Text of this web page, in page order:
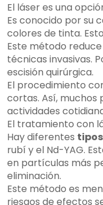
El láser es una
Es conocido por su
colores de tinta.
Este método
técnicas invasivas.
escisión quirúrgica.
El procedimiento
cortas. Así, muchos
actividades
El tratamiento con
Hay diferentes
rubí y el Nd-YAG.
en partículas más
eliminación.
Este método es
riesgos de efectos